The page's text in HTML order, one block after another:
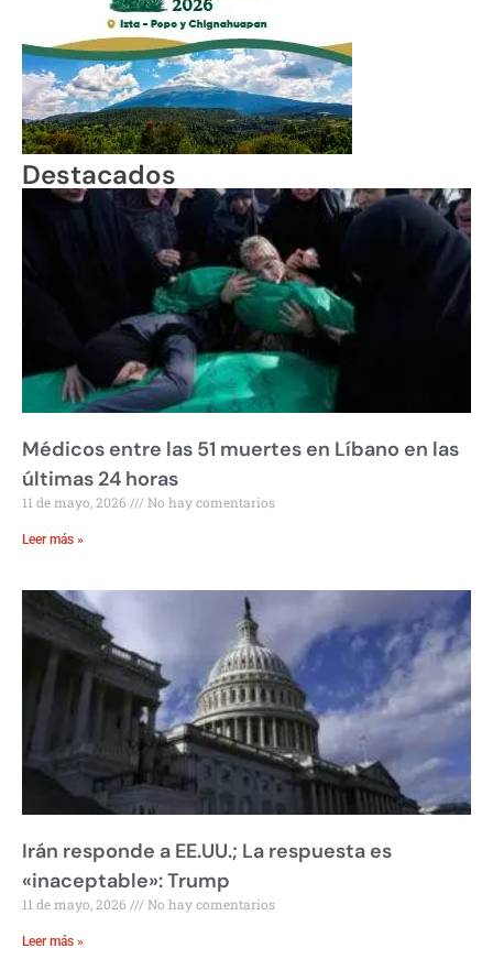
Destacados
Médicos entre las 51 muertes en Líbano en las
últimas 24 horas
11 de mayo, 2026 No hay comentarios
Leer más »
Irán responde a EE.UU.; La respuesta es
«inaceptable»: Trump
11 de mayo, 2026 No hay comentarios
Leer más »